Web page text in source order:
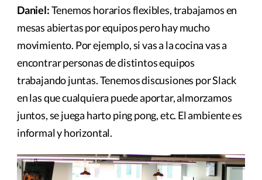
Daniel:Tenemos horarios flexibles, trabajamos en
mesas abiertas por equipos pero hay mucho
movimiento. Por ejemplo, si vas a la cocina vas a
encontrar personas de distintos equipos
trabajando juntas. Tenemos discusiones por Slack
en las que cualquiera puede aportar, almorzamos
juntos, se juega harto ping pong, etc. El ambiente es
informal y horizontal.